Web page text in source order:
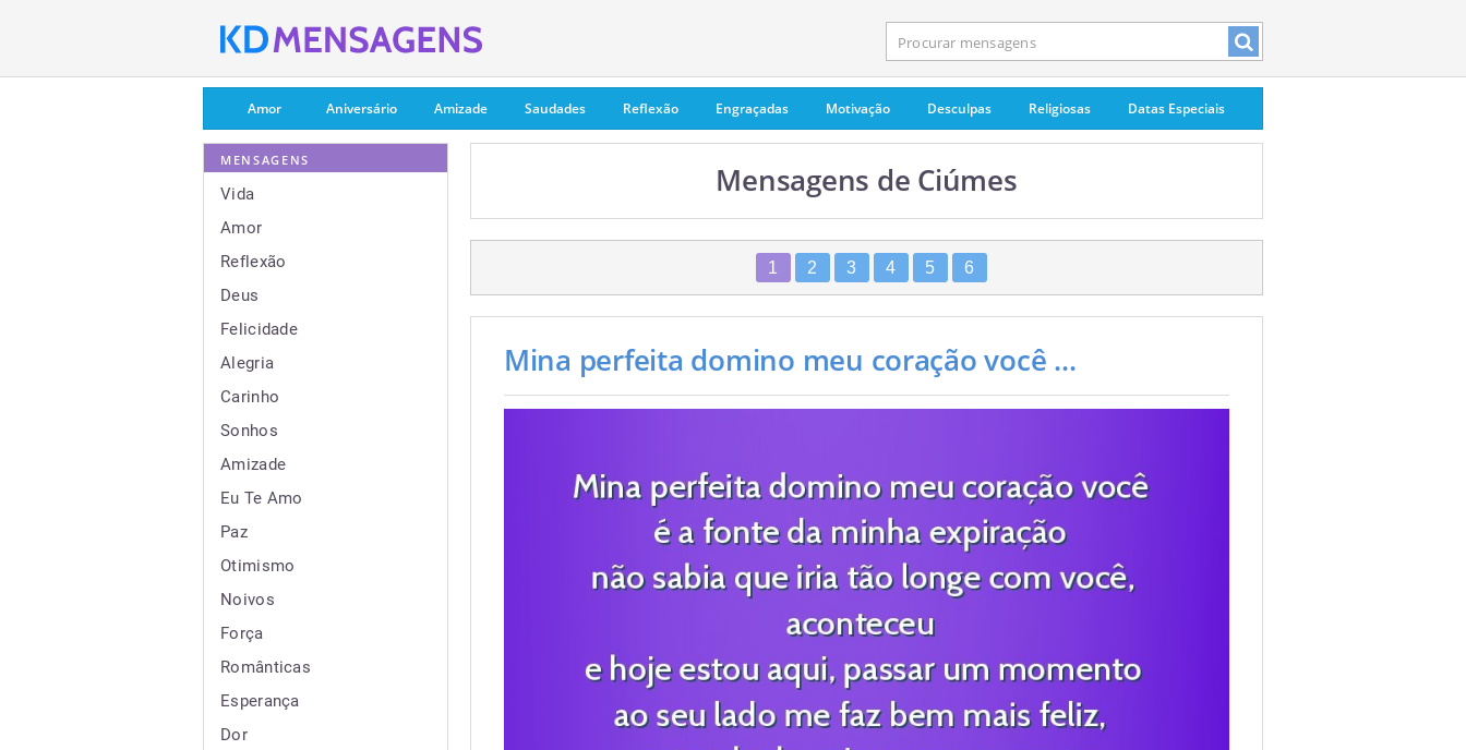
Amor Aniversário Amizade Saudades Reflexão Engraçadas Motivação Desculpas Religiosas Datas Especiais
MENSAGENS
Vida
Amor
Reflexão
Deus
Felicidade
Alegria
Carinho
Sonhos
Amizade
Eu Te Amo
Paz
Otimismo
Noivos
Força
Românticas
Esperança
Dor
Mensagens de Ciúmes
1 2 3 4 5 6
Mina perfeita domino meu coração você ...